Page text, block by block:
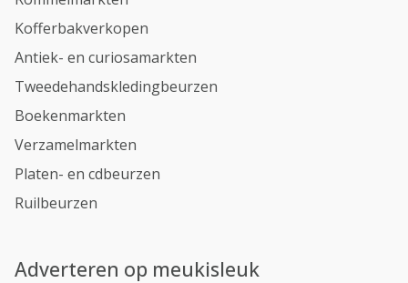
Kofferbakverkopen
Antiek- en curiosamarkten
Tweedehandskledingbeurzen
Boekenmarkten
Verzamelmarkten
Platen- en cdbeurzen
Ruilbeurzen
Adverteren op meukisleuk